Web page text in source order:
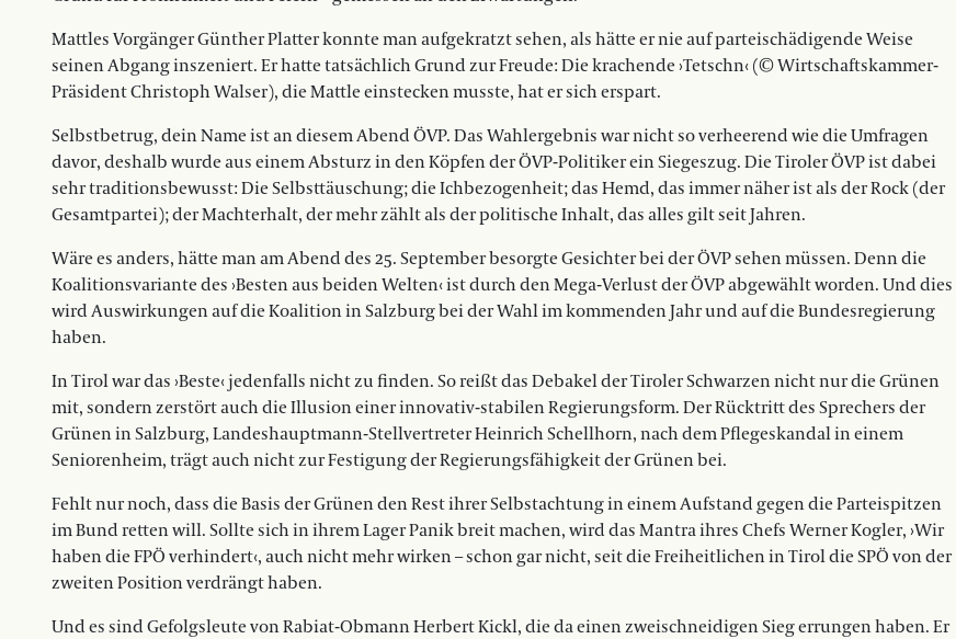
Mattles Vorgänger Günther Platter konnte man aufgekratzt sehen, als hätte er nie auf parteischädigende Weise
seinen Abgang inszeniert. Er hatte tatsächlich Grund zur Freude: Die krachende ›Tetschn‹ (© Wirtschaftskammer-
Präsident Christoph Walser), die Mattle einstecken musste, hat er sich erspart.
Selbstbetrug, dein Name ist an diesem Abend ÖVP. Das Wahlergebnis war nicht so verheerend wie die Umfragen
davor, deshalb wurde aus einem Absturz in den Köpfen der ÖVP-Politiker ein Siegeszug. Die Tiroler ÖVP ist dabei
sehr traditionsbewusst: Die Selbsttäuschung; die Ichbezogenheit; das Hemd, das immer näher ist als der Rock (der
Gesamtpartei); der Machterhalt, der mehr zählt als der politische Inhalt, das alles gilt seit Jahren.
Wäre es anders, hätte man am Abend des 25. September besorgte Gesichter bei der ÖVP sehen müssen. Denn die
Koalitionsvariante des ›Besten aus beiden Welten‹ ist durch den Mega-Verlust der ÖVP abgewählt worden. Und dies
wird Auswirkungen auf die Koalition in Salzburg bei der Wahl im kommenden Jahr und auf die Bundesregierung
haben.
In Tirol war das ›Beste‹ jedenfalls nicht zu finden. So reißt das Debakel der Tiroler Schwarzen nicht nur die Grünen
mit, sondern zerstört auch die Illusion einer innovativ-stabilen Regierungsform. Der Rücktritt des Sprechers der
Grünen in Salzburg, Landeshauptmann-Stellvertreter Heinrich Schellhorn, nach dem Pflegeskandal in einem
Seniorenheim, trägt auch nicht zur Festigung der Regierungsfähigkeit der Grünen bei.
Fehlt nur noch, dass die Basis der Grünen den Rest ihrer Selbstachtung in einem Aufstand gegen die Parteispitzen
im Bund retten will. Sollte sich in ihrem Lager Panik breit machen, wird das Mantra ihres Chefs Werner Kogler, ›Wir
haben die FPÖ verhindert‹, auch nicht mehr wirken – schon gar nicht, seit die Freiheitlichen in Tirol die SPÖ von der
zweiten Position verdrängt haben.
Und es sind Gefolgsleute von Rabiat-Obmann Herbert Kickl, die da einen zweischneidigen Sieg errungen haben. Er